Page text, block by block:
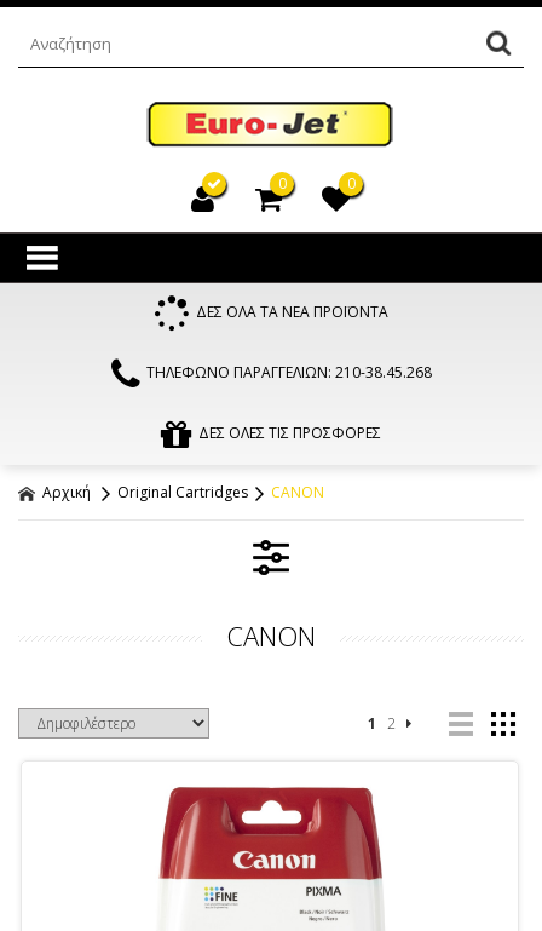
0 0
ΔΕΣ ΟΛΑ ΤΑ ΝΕΑ ΠΡΟΪΟΝΤΑ
ΤΗΛΕΦΩΝΟ ΠΑΡΑΓΓΕΛΙΩΝ: 210-38.45.268
ΔΕΣ ΟΛΕΣ ΤΙΣ ΠΡΟΣΦΟΡΕΣ
Αρχική Original Cartridges CANON
CANON
1 2